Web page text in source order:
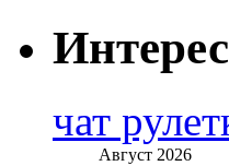
чат
Август 2026